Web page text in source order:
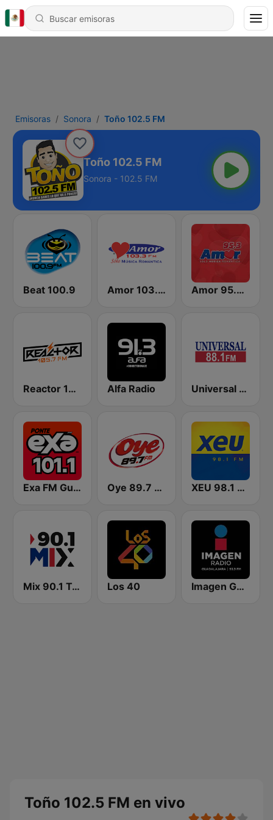
Emisoras Sonora Toño 102.5 FM
Toño 102.5 FM
Sonora - 102.5 FM
Beat 100.9 Amor 103.3 FM Amor 95.3 FM
Reactor 105.7 FM Alfa Radio Universal 88.1 FM
Exa FM Guadalajara Oye 89.7 FM XEU 98.1 FM
Mix 90.1 Toluca Los 40 Imagen Guadalajara 93.9 FM
Toño 102.5 FM en vivo